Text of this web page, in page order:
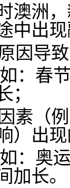
澳洲
中出
因导
：春
；
素（
）出
：奥
加长。